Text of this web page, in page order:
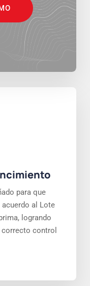
para que
al Lote
logrando
control